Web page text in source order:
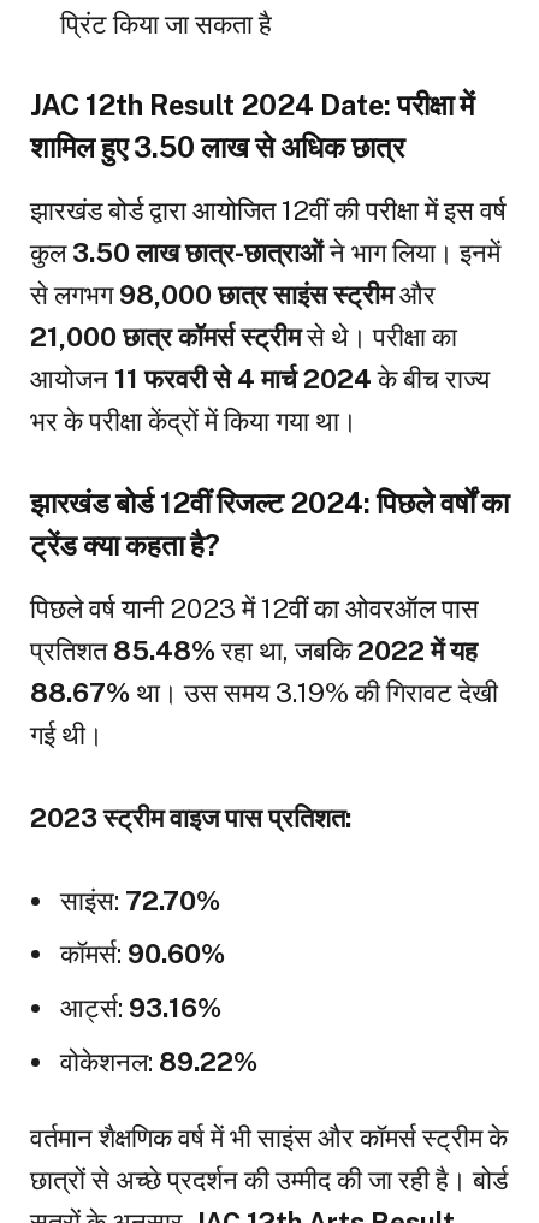
प्रिंट किया जा सकता है
JAC 12th Result 2024 Date: परीक्षा में
शामिल हुए 3.50 लाख से अधिक छात्र
झारखंड बोर्ड द्वारा आयोजित 12वीं की परीक्षा में इस वर्ष
कुल3.50 लाख छात्र-छात्राओंने भाग लिया। इनमें
से लगभग98,000 छात्र साइंस स्ट्रीमऔर
21,000 छात्र कॉमर्स स्ट्रीमसे थे। परीक्षा का
आयोजन 11 फरवरी से 4 मार्च 2024के बीच राज्य
भर के परीक्षा केंद्रों में किया गया था।
झारखंड बोर्ड 12वीं रिजल्ट 2024: पिछले वर्षों का
ट्रेंड क्या कहता है?
पिछले वर्ष यानी 2023 में 12वीं का ओवरऑल पास
प्रतिशत85.48%रहा था, जबकि2022 में यह
88.67% था। उस समय 3.19% की गिरावट देखी
गई थी।
2023 स्ट्रीम वाइज पास प्रतिशत:
साइंस: 72.70%
कॉमर्स: 90.60%
आर्ट्स: 93.16%
वोकेशनल: 89.22%
वर्तमान शैक्षणिक वर्ष में भी साइंस और कॉमर्स स्ट्रीम के
छात्रों से अच्छे प्रदर्शन की उम्मीद की जा रही है। बोर्ड